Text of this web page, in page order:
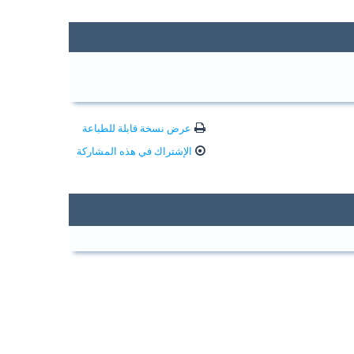
عرض نسخة قابلة للطباعة
الإشتراك في هذه المشاركة